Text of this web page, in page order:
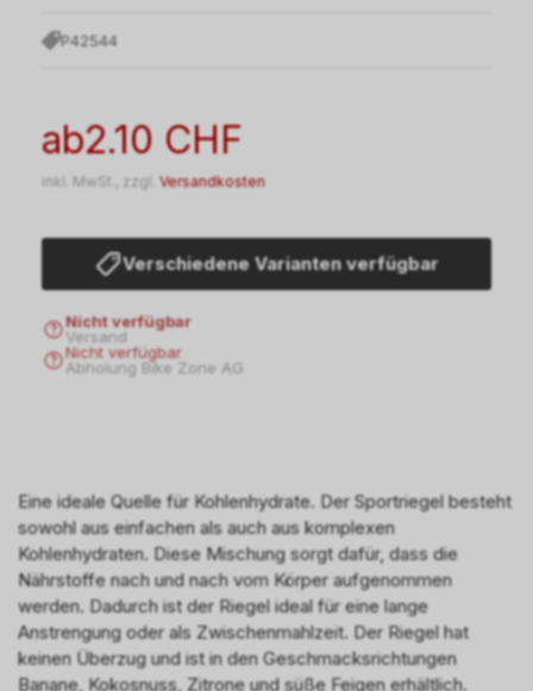
P42544
ab2.10 CHF
inkl. MwSt., zzgl. Versandkosten
Verschiedene Varianten verfügbar
Nicht verfügbar
Versand
Nicht verfügbar
Abholung Bike Zone AG
Eine ideale Quelle für Kohlenhydrate. Der Sportriegel besteht
sowohl aus einfachen als auch aus komplexen
Kohlenhydraten. Diese Mischung sorgt dafür, dass die
Nährstoffe nach und nach vom Körper aufgenommen
werden. Dadurch ist der Riegel ideal für eine lange
Anstrengung oder als Zwischenmahlzeit. Der Riegel hat
keinen Überzug und ist in den Geschmacksrichtungen
Banane, Kokosnuss, Zitrone und süße Feigen erhältlich.